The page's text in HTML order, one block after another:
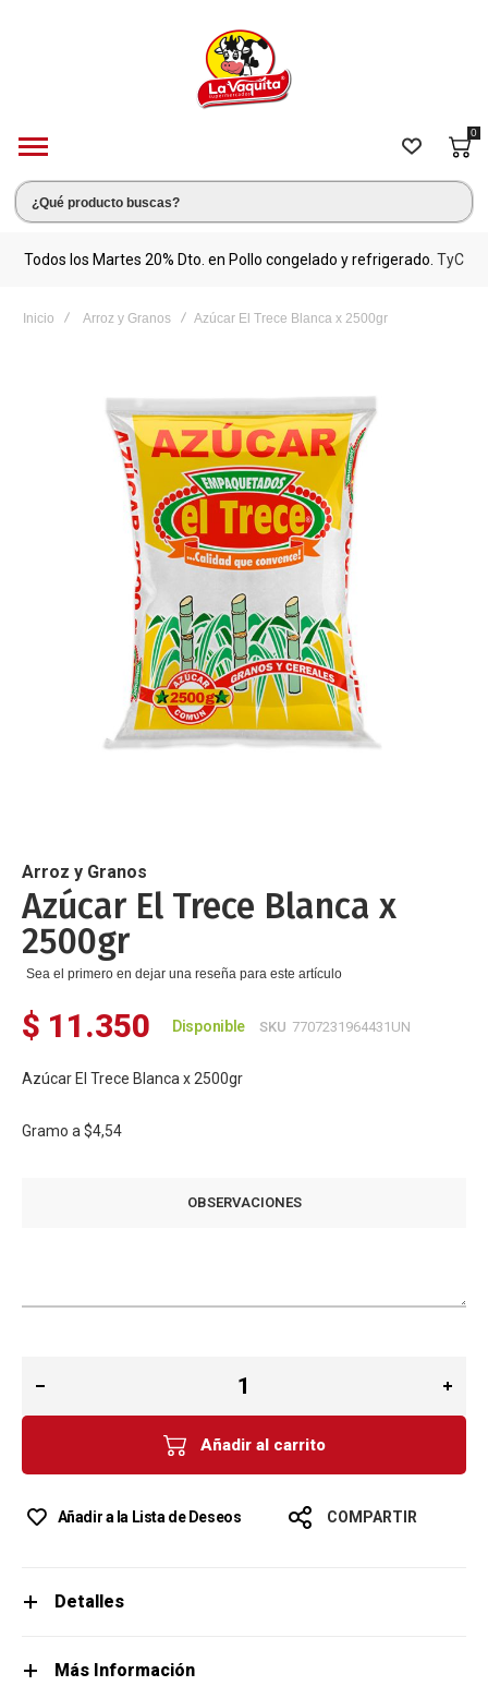
0
Todos los Martes 20% Dto. en Pollo congelado y refrigerado. TyC
Inicio Arroz y Granos Azúcar El Trece Blanca x 2500gr
de
la
galería
de
imágenes
Arroz y Granos
Azúcar El Trece Blanca x
2500gr
Sea el primero en dejar una reseña para este artículo
$ 11.350 Disponible SKU 7707231964431UN
Azúcar El Trece Blanca x 2500gr
Gramo a $4,54
OBSERVACIONES
Añadir al carrito
Añadir a la Lista de Deseos COMPARTIR
Detalles
Más Información